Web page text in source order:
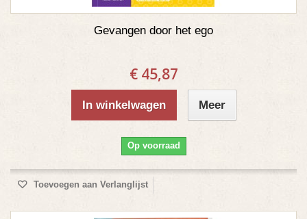
Gevangen door het ego
€ 45,87
In winkelwagen Meer
Op voorraad
Toevoegen aan Verlanglijst